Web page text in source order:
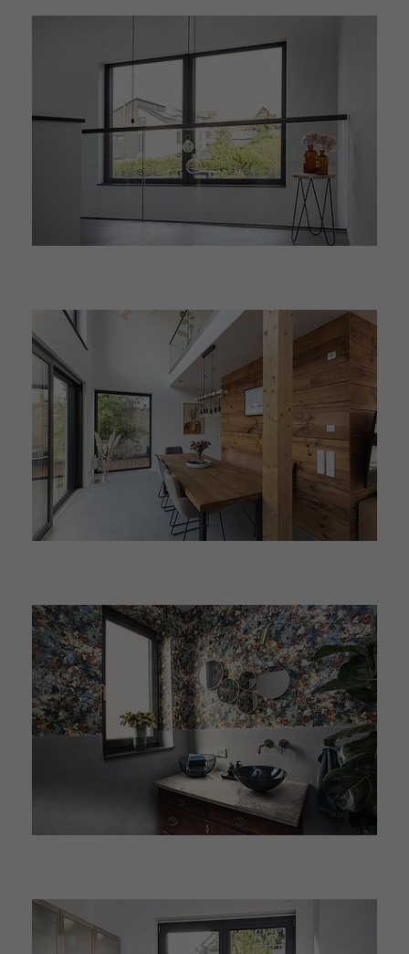
um Daten über die Anzahl der
Website sowie die Daten des ersten
und des letzten Besuchs zu erfassen.
_gcl_au
Google AdSense
3 Monate
Wird von Google AdSense verwendet,
um die Effizienz der Werbung auf
Websites, die ihre Dienste nutzen, zu
testen.